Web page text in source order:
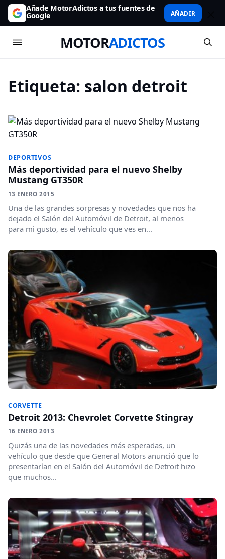
Añade MotorAdictos a tus fuentes de
Google AÑADIR
MOTORADICTOS
Etiqueta: salon detroit
DEPORTIVOS
Más deportividad para el nuevo Shelby
Mustang GT350R
13 ENERO 2015
Una de las grandes sorpresas y novedades que nos ha
dejado el Salón del Automóvil de Detroit, al menos
para mi gusto, es el vehículo que ves en...
CORVETTE
Detroit 2013: Chevrolet Corvette Stingray
16 ENERO 2013
Quizás una de las novedades más esperadas, un
vehículo que desde que General Motors anunció que lo
presentarían en el Salón del Automóvil de Detroit hizo
que muchos...